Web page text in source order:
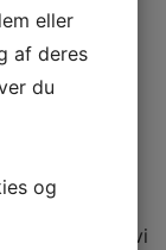
Så vender vi
eller
af deres
du
og